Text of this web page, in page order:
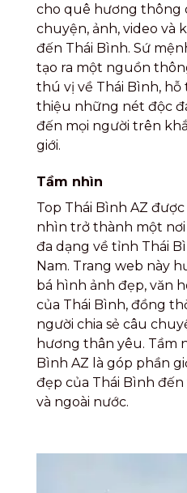
cho quê hương thông
chuyện, ảnh, video và
đến Thái Bình. Sứ
tạo ra một nguồn
thú vị về Thái Bình, hỗ
thiệu những nét độc
đến mọi người trên
giới.
Tầm nhìn
Top Thái Bình AZ
nhìn trở thành một
đa dạng về tỉnh Thái
Nam. Trang web này
bá hình ảnh đẹp, văn
của Thái Bình, đồng
người chia sẻ câu
hương thân yêu. Tầm
Bình AZ là góp phần
đẹp của Thái Bình
và ngoài nước.